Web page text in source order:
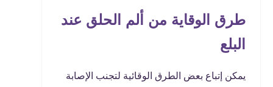
طرق الوقاية من ألم الحلق عند
البلع
يمكن إتباع بعض الطرق الوقائية لتجنب الإصابة